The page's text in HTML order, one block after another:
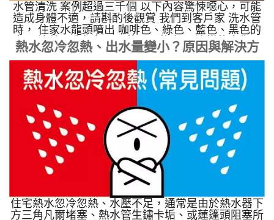
水管清洗 案例超過三千個 以下內容驚悚噁心，可能
造成身體不適，請斟酌後觀賞 我們到客戶家 洗水管
時， 住家水龍頭噴出 咖啡色、綠色、藍色、黑色的
水， 這就是我們每天用的、喝的水， 這樣的水你用
得安心嗎?
熱水忽冷忽熱、出水量變小？原因與解決方
案
住宅熱水忽冷忽熱、水壓不足，通常是由於熱水器下
方三角凡爾堵塞、熱水管生鏽卡垢、或蓮篷頭阻塞所